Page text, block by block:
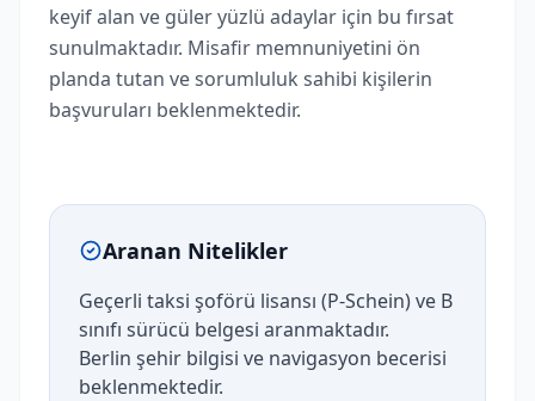
keyif alan ve güler yüzlü adaylar için bu fırsat
sunulmaktadır. Misafir memnuniyetini ön
planda tutan ve sorumluluk sahibi kişilerin
başvuruları beklenmektedir.
Aranan Nitelikler
Geçerli taksi şoförü lisansı (P-Schein) ve B
sınıfı sürücü belgesi aranmaktadır.
Berlin şehir bilgisi ve navigasyon becerisi
beklenmektedir.